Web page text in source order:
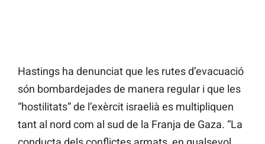
Hastings ha denunciat que les rutes d’evacuació
són bombardejades de manera regular i que les
“hostilitats” de l’exèrcit israelià es multipliquen
tant al nord com al sud de la Franja de Gaza. “La